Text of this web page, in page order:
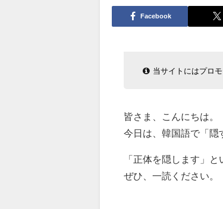
Facebook
当サイトにはプロ
皆さま、こんにちは。
今日は、韓国語で「隠
「正体を隠します」
ぜひ、一読ください。